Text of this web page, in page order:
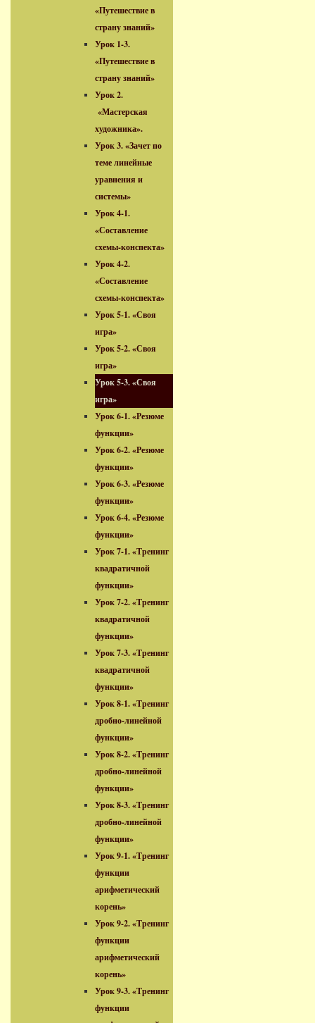
«Путешествие в
страну знаний»
Урок 1-3.
«Путешествие в
страну знаний»
Урок 2.
«Мастерская
художника».
Урок 3. «Зачет по
теме линейные
уравнения и
системы»
Урок 4-1.
«Составление
схемы-конспекта»
Урок 4-2.
«Составление
схемы-конспекта»
Урок 5-1. «Своя
игра»
Урок 5-2. «Своя
игра»
Урок 5-3. «Своя
игра»
Урок 6-1. «Резюме
функции»
Урок 6-2. «Резюме
функции»
Урок 6-3. «Резюме
функции»
Урок 6-4. «Резюме
функции»
Урок 7-1. «Тренинг
квадратичной
функции»
Урок 7-2. «Тренинг
квадратичной
функции»
Урок 7-3. «Тренинг
квадратичной
функции»
Урок 8-1. «Тренинг
дробно-линейной
функции»
Урок 8-2. «Тренинг
дробно-линейной
функции»
Урок 8-3. «Тренинг
дробно-линейной
функции»
Урок 9-1. «Тренинг
функции
арифметический
корень»
Урок 9-2. «Тренинг
функции
арифметический
корень»
Урок 9-3. «Тренинг
функции